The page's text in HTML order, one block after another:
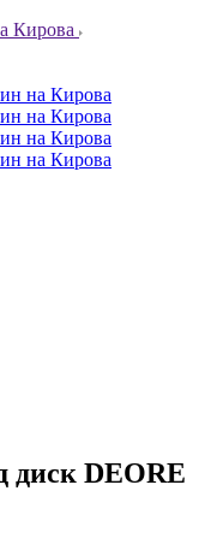
Кирова
на Кирова
на Кирова
на Кирова
на Кирова
диск DEORE